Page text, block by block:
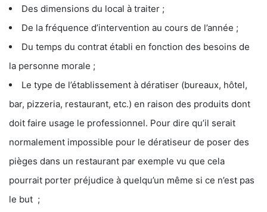
Des dimensions du local à traiter ;
De la fréquence d’intervention au cours de l’année ;
Du temps du contrat établi en fonction des besoins de
la personne morale ;
Le type de l’établissement à dératiser (bureaux, hôtel,
bar, pizzeria, restaurant, etc.) en raison des produits dont
doit faire usage le professionnel. Pour dire qu’il serait
normalement impossible pour le dératiseur de poser des
pièges dans un restaurant par exemple vu que cela
pourrait porter préjudice à quelqu’un même si ce n’est pas
le but ;